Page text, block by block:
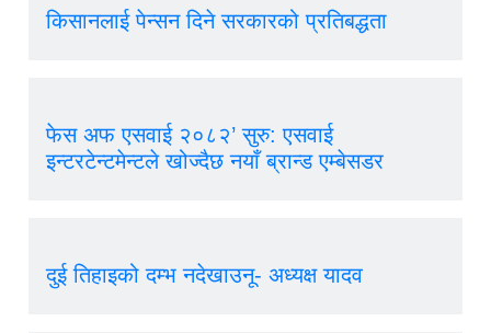
किसानलाई पेन्सन दिने सरकारको प्रतिबद्धता
फेस अफ एसवाई २०८२’ सुरु: एसवाई
इन्टरटेन्टमेन्टले खोज्दैछ नयाँ ब्रान्ड एम्बेसडर
दुई तिहाइको दम्भ नदेखाउनू- अध्यक्ष यादव